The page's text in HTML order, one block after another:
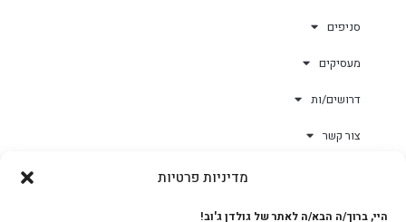
מדיניות פרטיות
היי, ברוך/ה הבא/ה לאתר של גולדן ג'וב!
סניפים
מעסיקים
דרושים/ות
צור קשר